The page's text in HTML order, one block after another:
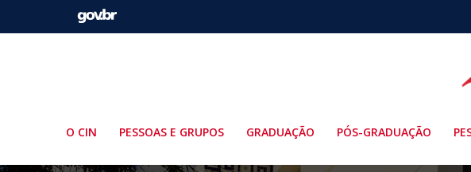
O CIN PESSOAS E GRUPOS GRADUAÇÃO PÓS-GRADUAÇÃO